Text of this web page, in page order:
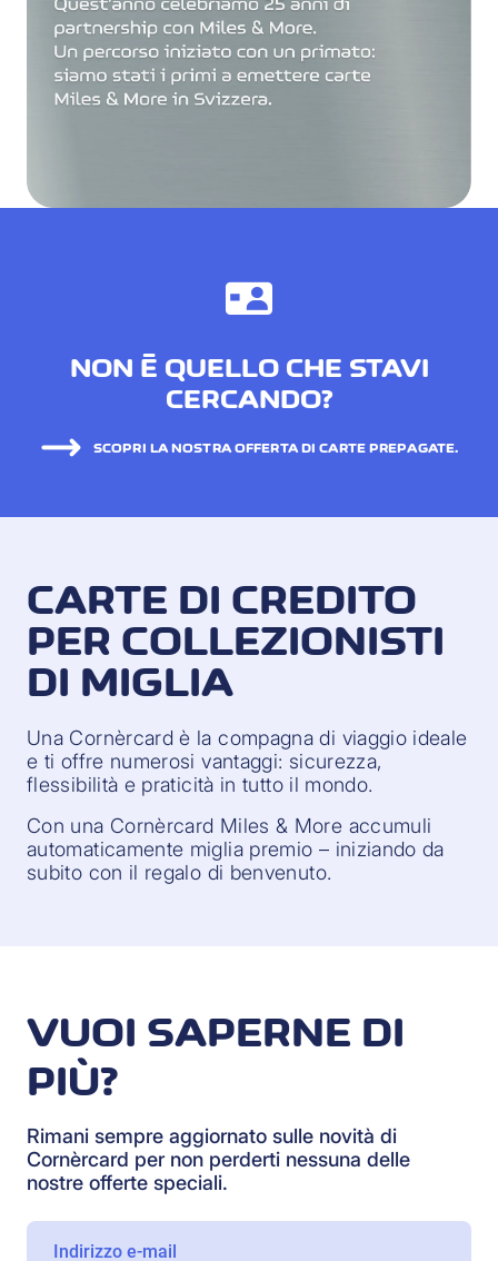
NON È QUELLO CHE STAVI
CERCANDO?
SCOPRI LA NOSTRA OFFERTA DI CARTE PREPAGATE.
CARTE DI CREDITO
PER COLLEZIONISTI
DI MIGLIA
Una Cornèrcard è la compagna di viaggio ideale
e ti offre numerosi vantaggi: sicurezza,
flessibilità e praticità in tutto il mondo.
Con una Cornèrcard Miles & More accumuli
automaticamente miglia premio – iniziando da
subito con il regalo di benvenuto.
VUOI SAPERNE DI
PIÙ?
Rimani sempre aggiornato sulle novità di
Cornèrcard per non perderti nessuna delle
nostre offerte speciali.